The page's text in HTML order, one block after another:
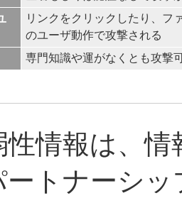
リンクをクリックしたり、フ
のユーザ動作で攻撃される
専門知識や運がなくとも攻撃
性情報は、
ートナーシ